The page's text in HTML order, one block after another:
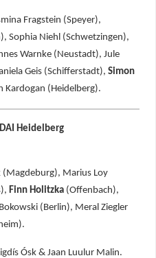
Fragstein (Speyer),
Sophia Niehl (Schwetzingen),
Warnke (Neustadt), Jule
Geis (Schifferstadt), Simon
Kardogan (Heidelberg).
Heidelberg
(Magdeburg), Marius Loy
Finn Holitzka(Offenbach),
(Berlin), Meral Ziegler
Ósk & Jaan Luulur Malin.